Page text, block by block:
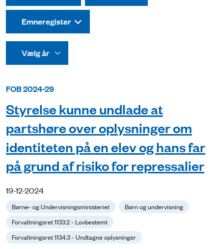
Emneregister
FOB 2024-29
Styrelse kunne undlade at
partshøre over oplysninger om
identiteten på en elev og hans far
på grund af risiko for repressalier
19-12-2024
Børne- og Undervisningsministeriet
Børn og undervisning
Forvaltningsret 1133.2 - Lovbestemt
Forvaltningsret 1134.3 - Undtagne oplysninger